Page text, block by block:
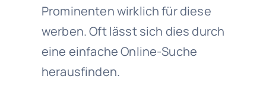
Prominenten wirklich für diese
werben. Oft lässt sich dies durch
eine einfache Online-Suche
herausfinden.